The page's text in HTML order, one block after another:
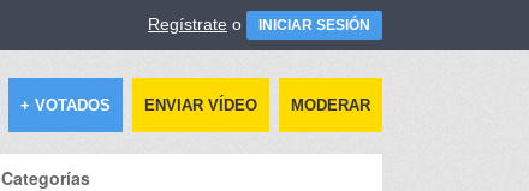
Regístrate o INICIAR SESIÓN
+ VOTADOS ENVIAR VÍDEO MODERAR
Categorías